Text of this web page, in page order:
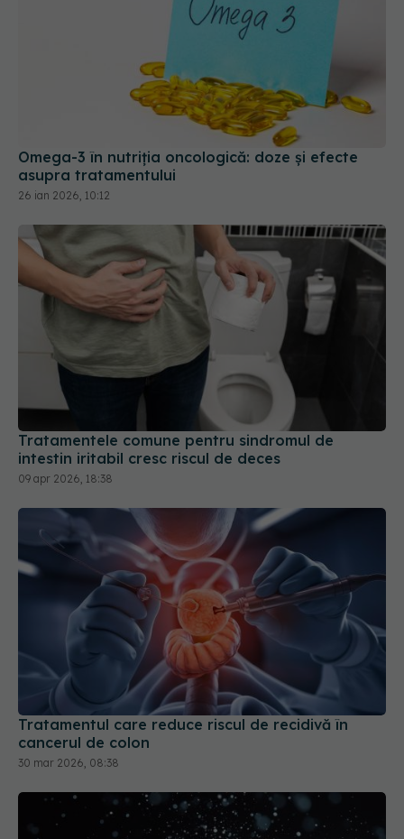
Omega-3 în nutriția oncologică: doze și efecte
26 ian 2026, 10:12
Tratamentele comune pentru sindromul de
intestin iritabil cresc riscul de deces
09 apr 2026, 18:38
Tratamentul care reduce riscul de recidivă în
cancerul de colon
30 mar 2026, 08:38